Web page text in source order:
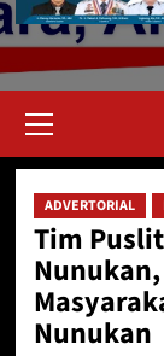
Menu
ADVERTORIAL
Tim
Nunukan